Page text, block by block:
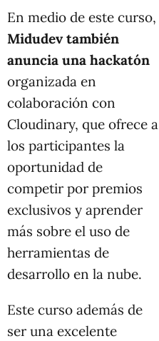
En medio de este curso,
Midudev también
anuncia una hackatón
organizada en
colaboración con
Cloudinary, que ofrece a
los participantes la
oportunidad de
competir por premios
exclusivos y aprender
más sobre el uso de
herramientas de
desarrollo en la nube.
Este curso además de
ser una excelente